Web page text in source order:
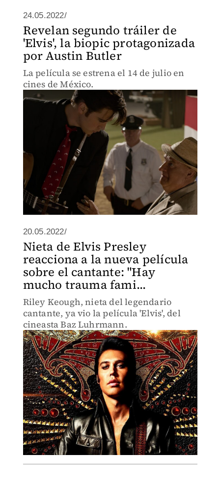
24.05.2022/
Revelan segundo tráiler de
'Elvis', la biopic protagonizada
por Austin Butler
La película se estrena el 14 de julio en
cines de México.
20.05.2022/
Nieta de Elvis Presley
reacciona a la nueva película
sobre el cantante: "Hay
mucho trauma fami...
Riley Keough, nieta del legendario
cantante, ya vio la película 'Elvis', del
cineasta Baz Luhrmann.